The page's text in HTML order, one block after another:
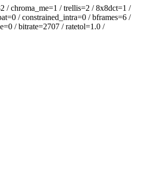
/ trellis=2 / 8x8dct=1 /
/ constrained_intra=0 / bframes=6 /
/ bitrate=2707 / ratetol=1.0 /